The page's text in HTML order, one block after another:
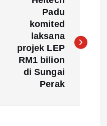
Padu
komited
laksana
projek LEP
RM1 bilion
di Sungai
Perak